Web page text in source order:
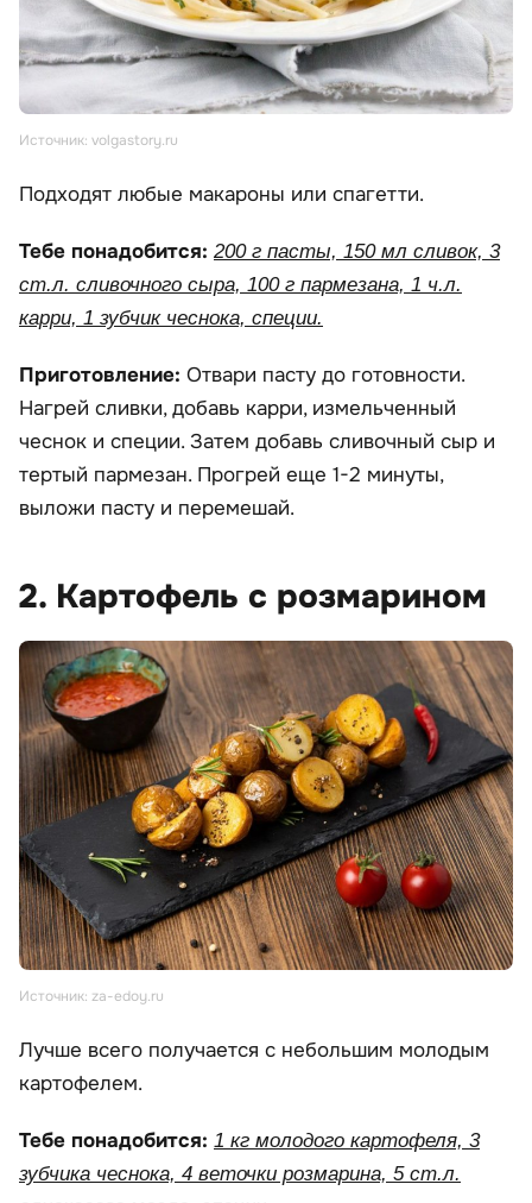
Источник: volgastory.ru
Подходят любые макароны или спагетти.
Тебе понадобится: 200 г пасты, 150 мл сливок, 3
ст.л. сливочного сыра, 100 г пармезана, 1 ч.л.
карри, 1 зубчик чеснока, специи.
Приготовление: Отвари пасту до готовности.
Нагрей сливки, добавь карри, измельченный
чеснок и специи. Затем добавь сливочный сыр и
тертый пармезан. Прогрей еще 1-2 минуты,
выложи пасту и перемешай.
2. Картофель с розмарином
Источник: za-edoy.ru
Лучше всего получается с небольшим молодым
картофелем.
Тебе понадобится: 1 кг молодого картофеля, 3
зубчика чеснока, 4 веточки розмарина, 5 ст.л.